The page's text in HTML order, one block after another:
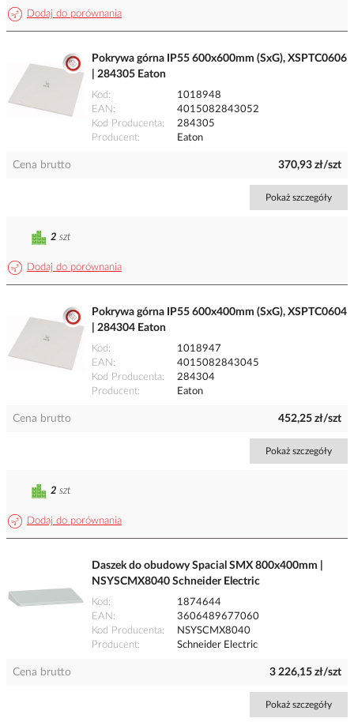
Dodaj do porównania
Pokrywa górna IP55 600x600mm (SxG), XSPTC0606
| 284305 Eaton
Kod
1018948
EAN
4015082843052
Kod Producenta
284305
Producent
Eaton
Cena brutto 370,93 zł/szt
Pokaż szczegóły
Dodaj do porównania
2 szt
Pokrywa górna IP55 600x400mm (SxG), XSPTC0604
| 284304 Eaton
Kod
1018947
EAN
4015082843045
Kod Producenta
284304
Producent
Eaton
Cena brutto 452,25 zł/szt
Pokaż szczegóły
Dodaj do porównania
2 szt
Daszek do obudowy Spacial SMX 800x400mm |
NSYSCMX8040 Schneider Electric
Kod
1874644
EAN
3606489677060
Kod Producenta
NSYSCMX8040
Producent
Schneider Electric
Cena brutto 3 226,15 zł/szt
Pokaż szczegóły